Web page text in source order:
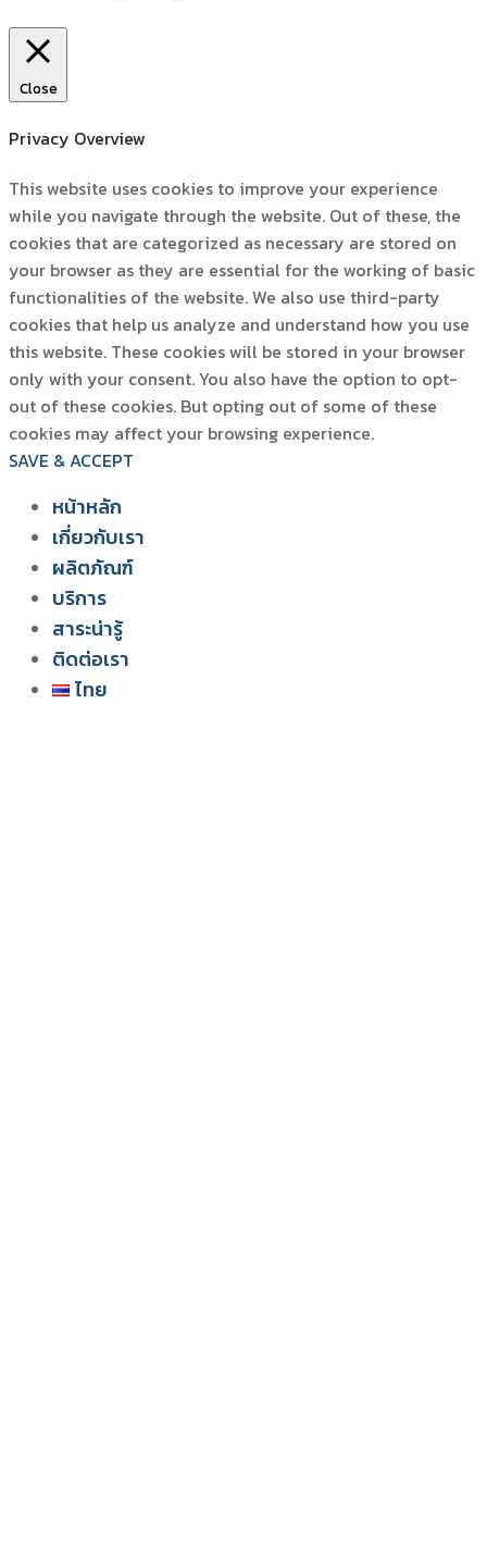
Close
Privacy Overview
This website uses cookies to improve your experience
while you navigate through the website. Out of these, the
cookies that are categorized as necessary are stored on
your browser as they are essential for the working of basic
functionalities of the website. We also use third-party
cookies that help us analyze and understand how you use
this website. These cookies will be stored in your browser
only with your consent. You also have the option to opt-
out of these cookies. But opting out of some of these
cookies may affect your browsing experience.
SAVE & ACCEPT
หน้าหลัก
เกี่ยวกับเรา
สยาม วอเตอร์ เฟลม
ผลิตภัณฑ์
ระบบโซลูชัน สำหรับฟาร์มไก่
บริการ
สาระน่ารู้
ติดต่อเรา
ไทย